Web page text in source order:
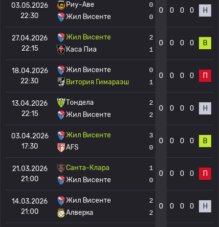
03.05.2026
22:30
Риу-Аве
Жил Висенте
0
0
0 0 0 0 Н
27.04.2026
22:15
Жил Висенте
Каса Пиа
2
1
0 0 0 0 В
18.04.2026
22:30
Жил Висенте
Витория Гимараэш
0
1
0 0 0 0 П
13.04.2026
22:15
Тондела
Жил Висенте
2
2
0 0 0 0 Н
03.04.2026
17:30
Жил Висенте
AFS
3
0
0 0 0 0 В
21.03.2026
21:00
Санта-Клара
Жил Висенте
1
0
0 0 0 0 П
14.03.2026
21:00
Жил Висенте
Алверка
2
2
0 0 0 0 Н